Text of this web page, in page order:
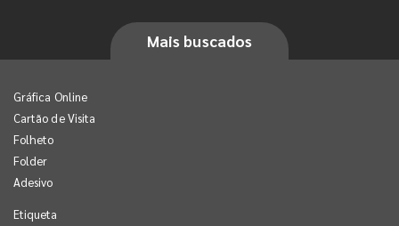
Mais buscados
Gráfica Online
Cartão de Visita
Folheto
Folder
Adesivo
Etiqueta